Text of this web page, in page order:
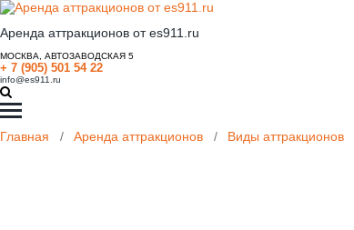
Аренда аттракционов от es911.ru
МОСКВА, АВТОЗАВОДСКАЯ 5
+ 7 (905) 501 54 22
info@es911.ru
Главная / Аренда аттракционов / Виды аттракционов